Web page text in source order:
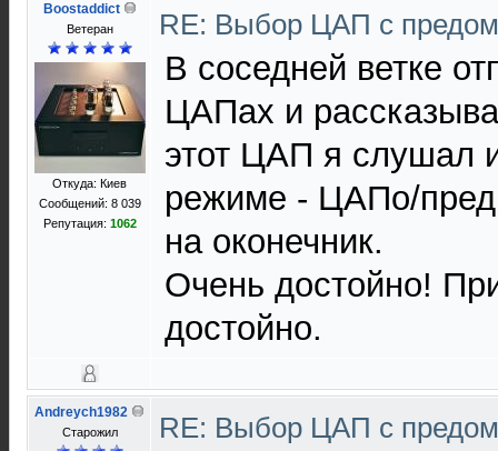
Boostaddict
Ветеран
Откуда: Киев
Сообщений: 8 039
Репутация: 1062
RE: Выбор ЦАП с
В соседней ветке
ЦАПах и
этот ЦАП я слушал
режиме - ЦАПо/
на оконечник.
Очень достойно!
достойно.
Andreych1982
Старожил RE: Выбор ЦАП с